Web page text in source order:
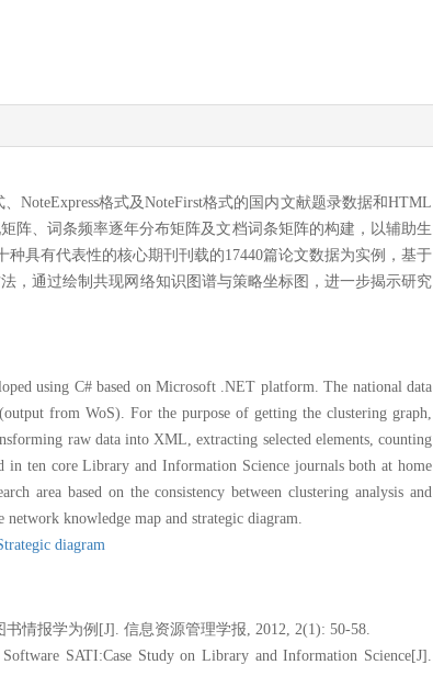
NoteExpress格式及NoteFirst格式的国内文献题录数据和HTML
阵、词条频率逐年分布矩阵及文档词条矩阵的构建，以辅助生
具有代表性的核心期刊刊载的17440篇论文数据为实例，基于
，通过绘制共现网络知识图谱与策略坐标图，进一步揭示研究
using C# based on Microsoft .NET platform. The national data
from WoS). For the purpose of getting the clustering graph,
raw data into XML, extracting selected elements, counting
in ten core Library and Information Science journals both at home
area based on the consistency between clustering analysis and
knowledge map and strategic diagram.
diagram
报学为例[J]. 信息资源管理学报, 2012, 2(1): 50-58.
SATI:Case Study on Library and Information Science[J].